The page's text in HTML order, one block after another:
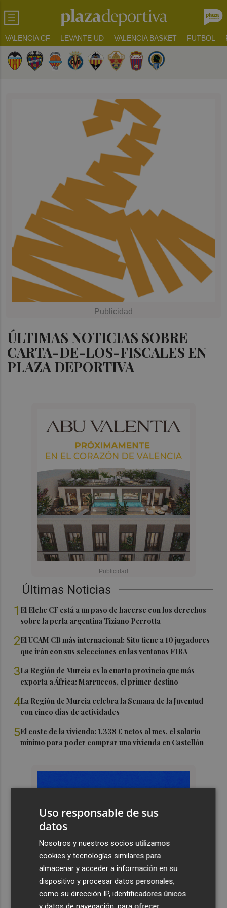
VALENCIA CF LEVANTE UD VALENCIA BASKET FUTBOL
ÚLTIMAS NOTICIAS SOBRE
CARTA-DE-LOS-FISCALES EN
PLAZA DEPORTIVA
Últimas Noticias
1 El Elche CF está a un paso de hacerse con los derechos
sobre la perla argentina Tiziano Perrotta
2El UCAM CB más internacional: Sito tiene a 10 jugadores
que irán con sus selecciones en las ventanas FIBA
3La Región de Murcia es la cuarta provincia que más
exporta a África: Marruecos, el primer destino
4La Región de Murcia celebra la Semana de la Juventud
con cinco días de actividades
5El coste de la vivienda: 1.338 € netos al mes, el salario
mínimo para poder comprar una vivienda en Castellón
Uso responsable de sus
datos
Nosotros y nuestros socios utilizamos
cookies y tecnologías similares para
almacenar y acceder a información en su
dispositivo y procesar datos personales,
como su dirección IP, identificadores únicos